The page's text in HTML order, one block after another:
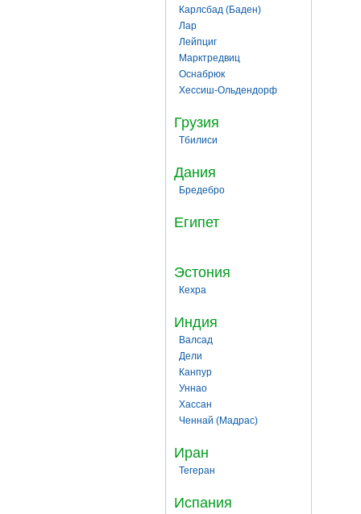
Карлсбад (Баден)
Лар
Лейпциг
Марктредвиц
Оснабрюк
Хессиш-Ольдендорф
Грузия
Тбилиси
Дания
Бредебро
Египет
Эстония
Кехра
Индия
Валсад
Дели
Канпур
Уннао
Хассан
Ченнай (Мадрас)
Иран
Тегеран
Испания